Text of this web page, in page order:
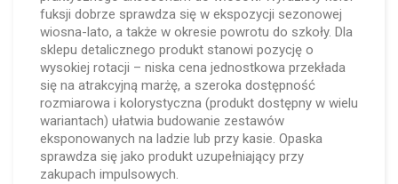
fuksji dobrze sprawdza się w ekspozycji sezonowej
wiosna-lato, a także w okresie powrotu do szkoły. Dla
sklepu detalicznego produkt stanowi pozycję o
wysokiej rotacji – niska cena jednostkowa przekłada
się na atrakcyjną marżę, a szeroka dostępność
rozmiarowa i kolorystyczna (produkt dostępny w wielu
wariantach) ułatwia budowanie zestawów
eksponowanych na ladzie lub przy kasie. Opaska
sprawdza się jako produkt uzupełniający przy
zakupach impulsowych.